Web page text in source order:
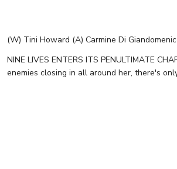
(W) Tini Howard (A) Carmine Di
NINE LIVES ENTERS ITS PENULTIMATE
enemies closing in all around her, there's